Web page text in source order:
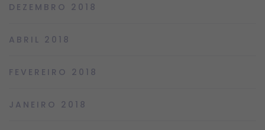
DEZEMBRO 2018
ABRIL 2018
FEVEREIRO 2018
JANEIRO 2018